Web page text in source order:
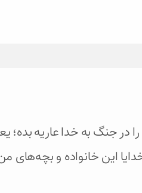
در جنگ به خدا عاریه
این خانواده و